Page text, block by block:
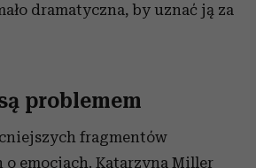
dramatyczna, by uznać ją za
problemem
fragmentów
o emocjach. Katarzyna Miller